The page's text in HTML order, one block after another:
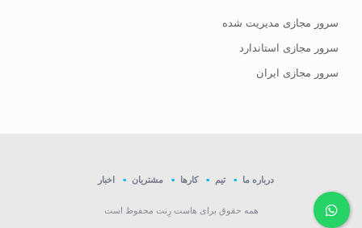
سرور مجازی مدیریت شده
سرور مجازی استاندارد
سرور مجازی ایران
درباره ما تیم کارها مشتریان اخبار
همه حقوق برای هاست رِنت محفوظ است